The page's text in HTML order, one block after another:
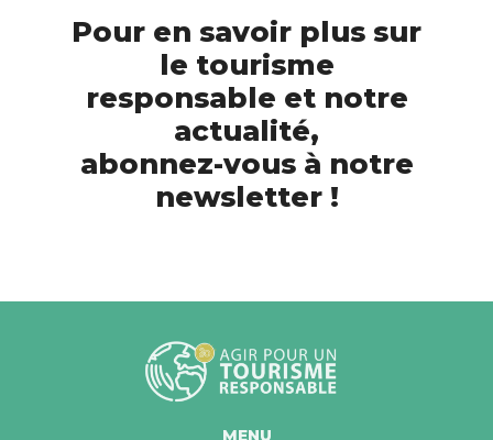
Pour en savoir plus sur
le tourisme
responsable et notre
actualité,
abonnez-vous à notre
newsletter !
MENU